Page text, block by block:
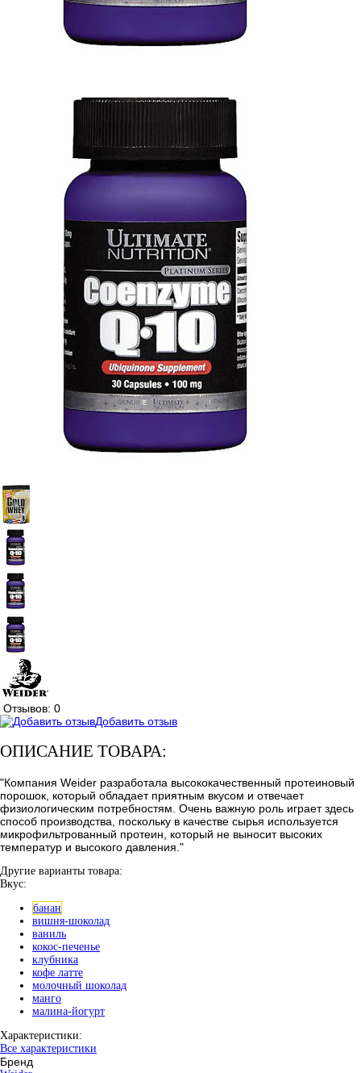
Отзывов: 0
Добавить отзыв
ОПИСАНИЕ ТОВАРА:
"Компания Weider разработала высококачественный протеиновый
порошок, который обладает приятным вкусом и отвечает
физиологическим потребностям. Очень важную роль играет здесь
способ производства, поскольку в качестве сырья используется
микрофильтрованный протеин, который не выносит высоких
температур и высокого давления."
Другие варианты товара:
Вкус:
банан
вишня-шоколад
ваниль
кокос-печенье
клубника
кофе латте
молочный шоколад
манго
малина-йогурт
Характеристики:
Все характеристики
Бренд